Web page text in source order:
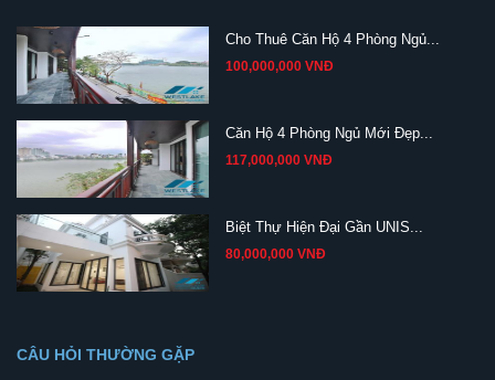
Cho Thuê Căn Hộ 4 Phòng Ngủ...
100,000,000 VNĐ
Căn Hộ 4 Phòng Ngủ Mới Đẹp...
117,000,000 VNĐ
Biệt Thự Hiện Đại Gần UNIS...
80,000,000 VNĐ
CÂU HỎI THƯỜNG GẶP